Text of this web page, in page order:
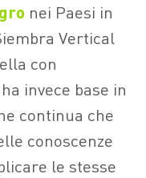
nei Paesi in
Vertical
con
invece base in
continua che
conoscenze
le stesse